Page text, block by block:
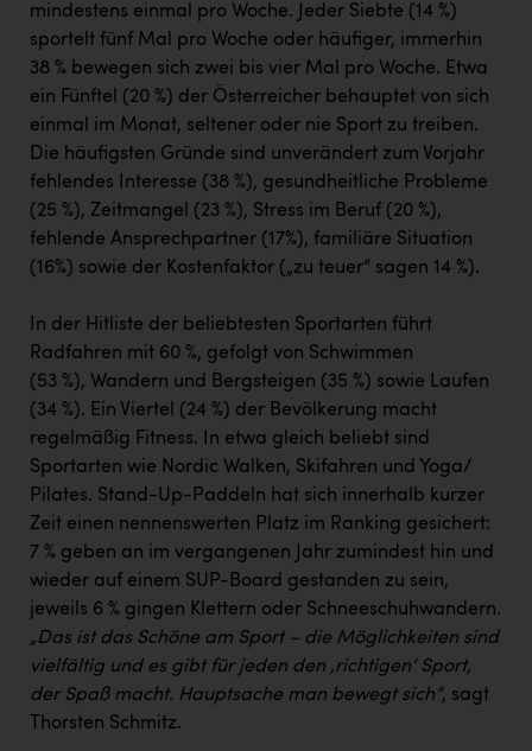
mindestens einmal pro Woche. Jeder Siebte (14 %)
sportelt fünf Mal pro Woche oder häufiger, immerhin
38 % bewegen sich zwei bis vier Mal pro Woche. Etwa
ein Fünftel (20 %) der Österreicher behauptet von sich
einmal im Monat, seltener oder nie Sport zu treiben.
Die häufigsten Gründe sind unverändert zum Vorjahr
fehlendes Interesse (38 %), gesundheitliche Probleme
(25 %), Zeitmangel (23 %), Stress im Beruf (20 %),
fehlende Ansprechpartner (17%), familiäre Situation
(16%) sowie der Kostenfaktor („zu teuer“ sagen 14 %).
In der Hitliste der beliebtesten Sportarten führt
Radfahren mit 60 %, gefolgt von Schwimmen
(53 %), Wandern und Bergsteigen (35 %) sowie Laufen
(34 %). Ein Viertel (24 %) der Bevölkerung macht
regelmäßig Fitness. In etwa gleich beliebt sind
Sportarten wie Nordic Walken, Skifahren und Yoga/
Pilates. Stand-Up-Paddeln hat sich innerhalb kurzer
Zeit einen nennenswerten Platz im Ranking gesichert:
7 % geben an im vergangenen Jahr zumindest hin und
wieder auf einem SUP-Board gestanden zu sein,
jeweils 6 % gingen Klettern oder Schneeschuhwandern.
„Das ist das Schöne am Sport – die Möglichkeiten sind
vielfältig und es gibt für jeden den ‚richtigen‘ Sport,
der Spaß macht. Hauptsache man bewegt sich“, sagt
Thorsten Schmitz.